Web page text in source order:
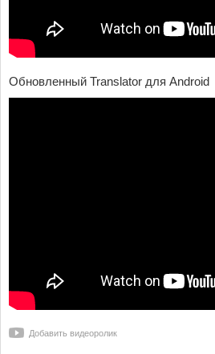
Обновленный Translator для Android
Добавить видеоролик